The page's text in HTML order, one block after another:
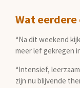
Wat eerdere
“Na dit weekend
meer lef gekregen
“Intensief,
zijn nu blijvende